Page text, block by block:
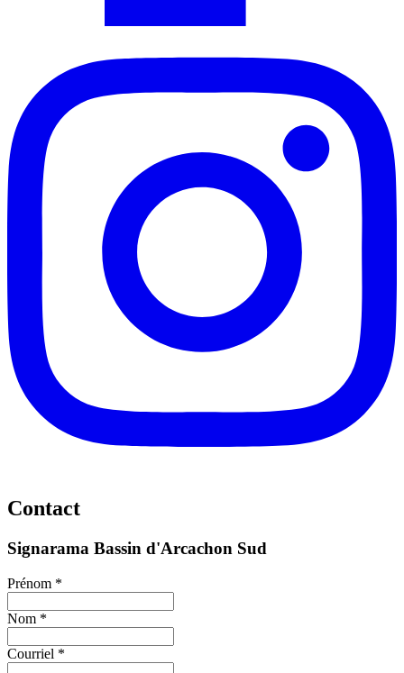
Contact
Signarama Bassin d'Arcachon Sud
Prénom *
Nom *
Courriel *